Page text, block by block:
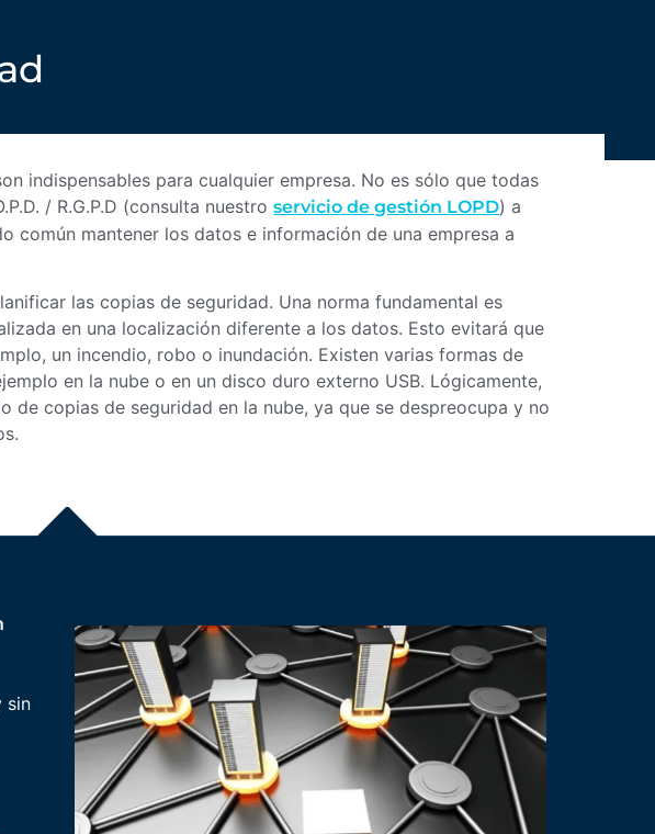
indispensables para cualquier empresa. No es sólo que todas
/ R.G.P.D (consulta nuestroservicio de gestión LOPD) a
común mantener los datos e información de una empresa a
las copias de seguridad. Una norma fundamental es
en una localización diferente a los datos. Esto evitará que
un incendio, robo o inundación. Existen varias formas de
en la nube o en un disco duro externo USB. Lógicamente,
copias de seguridad en la nube, ya que se despreocupa y no
sin